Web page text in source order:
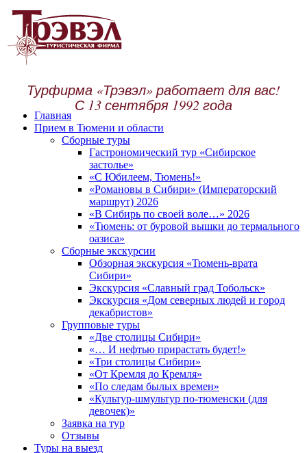
Турфирма «Трэвэл» работает для вас!
С 13 сентября 1992 года
Главная
Прием в Тюмени и области
Сборные туры
Гастрономический тур «Сибирское
застолье»
«С Юбилеем, Тюмень!»
«Романовы в Сибири» (Императорский
маршрут) 2026
«В Сибирь по своей воле…» 2026
«Тюмень: от буровой вышки до термального
оазиса»
Сборные экскурсии
Обзорная экскурсия «Тюмень-врата
Сибири»
Экскурсия «Славный град Тобольск»
Экскурсия «Дом северных людей и город
декабристов»
Групповые туры
«Две столицы Сибири»
«… И нефтью прирастать будет!»
«Три столицы Сибири»
«От Кремля до Кремля»
«По следам былых времен»
«Культур-шмультур по-тюменски (для
девочек)»
Заявка на тур
Отзывы
Туры на выезд